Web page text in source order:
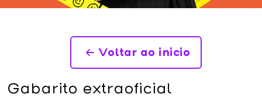
Voltar ao inicio
Gabarito extraoficial